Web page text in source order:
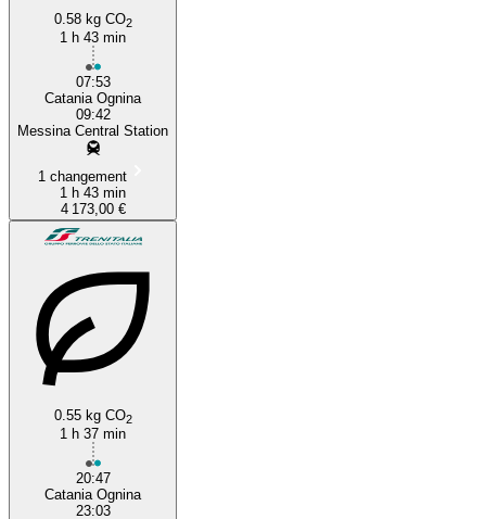
0.58 kg CO2
1 h 43 min
07:53
Catania Ognina
09:42
Messina Central Station
1 changement
1 h 43 min
4 173,00 €
0.55 kg CO2
1 h 37 min
20:47
Catania Ognina
23:03